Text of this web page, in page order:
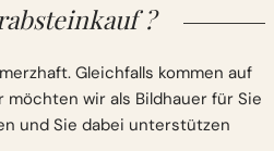
?
Gleichfalls kommen auf
möchten wir als Bildhauer für Sie
und Sie dabei unterstützen